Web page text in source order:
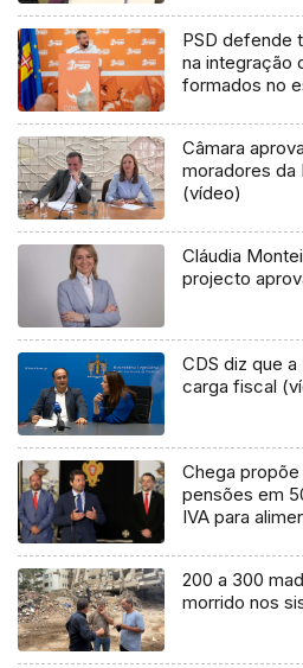
PSD defende
na integração
formados no
Câmara
moradores da
(vídeo)
Cláudia
projecto
CDS diz que
Chega
pensões em
IVA para
200 a 300
morrido nos